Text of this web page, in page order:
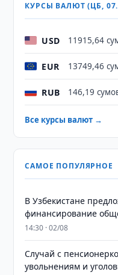
КУРСЫ ВАЛЮТ (ЦБ,
USD 11915,64
EUR 13749,46
RUB 146,19
Все курсы валют →
САМОЕ ПОПУЛЯРНОЕ
В Узбекистане
финансирование
14:30 · 02/08
Случай с
увольнениям и